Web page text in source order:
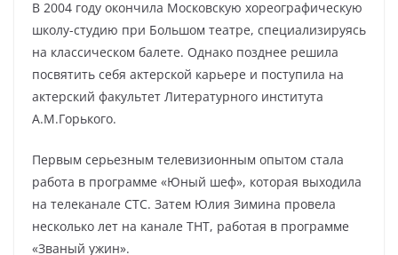
В 2004 году окончила Московскую хореографическую
школу-студию при Большом театре, специализируясь
на классическом балете. Однако позднее решила
посвятить себя актерской карьере и поступила на
актерский факультет Литературного института
А.М.Горького.
Первым серьезным телевизионным опытом стала
работа в программе «Юный шеф», которая выходила
на телеканале СТС. Затем Юлия Зимина провела
несколько лет на канале ТНТ, работая в программе
«Званый ужин».